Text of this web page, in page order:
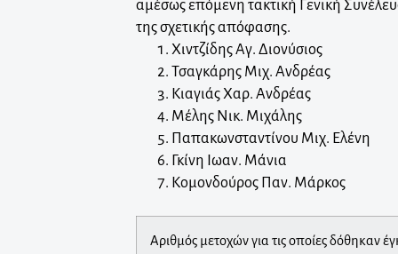
αμέσως επόμενη τακτική Γενική
της σχετικής απόφασης.
Χιντζίδης Αγ. Διονύσιος
Τσαγκάρης Μιχ. Ανδρέας
Κιαγιάς Χαρ. Ανδρέας
Μέλης Νικ. Μιχάλης
Παπακωνσταντίνου Μιχ. Ελένη
Γκίνη Ιωαν. Μάνια
Κομονδούρος Παν. Μάρκος
Αριθμός μετοχών για τις οποίες δόθηκαν